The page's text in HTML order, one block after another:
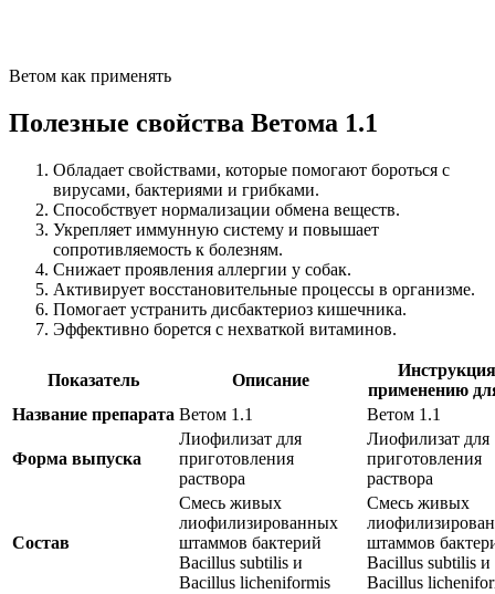
Ветом как применять
Полезные свойства Ветома 1.1
Обладает свойствами, которые помогают бороться с
вирусами, бактериями и грибками.
Способствует нормализации обмена веществ.
Укрепляет иммунную систему и повышает
сопротивляемость к болезням.
Снижает проявления аллергии у собак.
Активирует восстановительные процессы в организме.
Помогает устранить дисбактериоз кишечника.
Эффективно борется с нехваткой витаминов.
Показатель Описание
применению
Название препарата Ветом 1.1 Ветом 1.1
Форма выпуска
Лиофилизат для
приготовления
раствора
Лиофилизат для
приготовления
раствора
Состав
Смесь живых
лиофилизированных
штаммов бактерий
Bacillus subtilis и
Bacillus licheniformis
Смесь живых
штаммов
Bacillus subtilis и
Bacillus